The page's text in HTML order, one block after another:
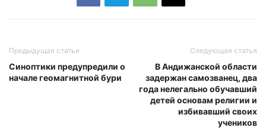
Предыдущая статья
Синоптики предупредили о
начале геомагнитной бури
Следующая статья
В Андижанской области
задержан самозванец, два
года нелегально обучавший
детей основам религии и
избивавший своих
учеников